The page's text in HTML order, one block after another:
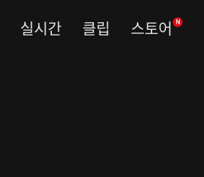
실시간 클립 스토어 N